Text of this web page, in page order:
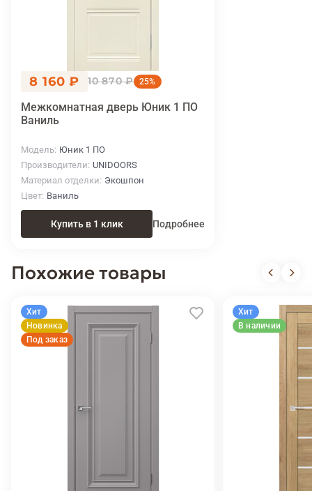
8 160 ₽ 10 870 ₽ 25%
Межкомнатная дверь Юник 1 ПО
Ваниль
Модель Юник 1 ПО
Производители UNIDOORS
Материал отделки Экошпон
Цвет Ваниль
Купить в 1 клик Подробнее
Похожие товары
Хит
Новинка
Под заказ
Хит
В наличии